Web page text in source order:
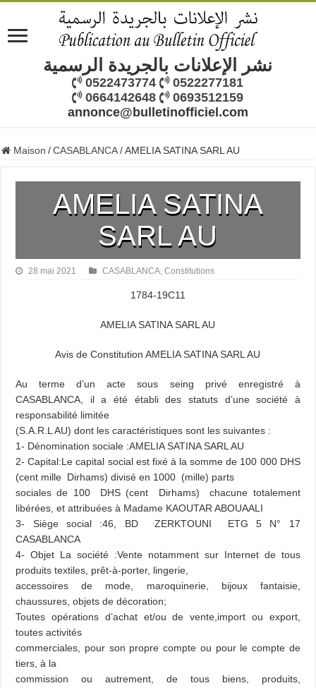
نشر الإعلانات بالجريدة الرسمية
0522473774
0522277181
0664142648
0693512159
annonce@bulletinofficiel.com
Maison / CASABLANCA / AMELIA SATINA SARL AU
AMELIA SATINA
SARL AU
28 mai 2021 CASABLANCA,Constitutions
1784-19C11
AMELIA SATINA SARL AU
Avis de Constitution AMELIA SATINA SARL AU
Au terme d’un acte sous seing privé enregistré à
CASABLANCA, il a été établi des statuts d’une société à
responsabilité limitée
(S.A.R.L AU) dont les caractéristiques sont les suivantes :
1- Dénomination sociale :AMELIA SATINA SARL AU
2- Capital:Le capital social est fixé à la somme de 100 000 DHS
(cent mille Dirhams) divisé en 1000 (mille) parts
sociales de 100 DHS (cent Dirhams) chacune totalement
libérées, et attribuées à Madame KAOUTAR ABOUAALI
3- Siège social :46, BD ZERKTOUNI ETG 5 N° 17
CASABLANCA
4- Objet La société :Vente notamment sur Internet de tous
produits textiles, prêt-à-porter, lingerie,
accessoires de mode, maroquinerie, bijoux fantaisie,
chaussures, objets dedécoration;
Toutes opérations d’achat et/ou de vente,import ou export,
toutes activités
commerciales, pour son propre compte ou pour le compte de
tiers, à la
commission ou autrement, de tous biens, produits,